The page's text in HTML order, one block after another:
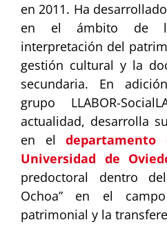
en 2011. Ha
en el ámbito de
interpretación del
gestión cultural y la
secundaria. En
grupo LLABOR-
actualidad, desarrolla
en el
Universidad de
predoctoral dentro
Ochoa” en el
patrimonial y la